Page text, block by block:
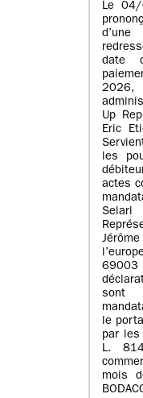
Le 04/
date
Up
Eric
les
actes
sont
le
par
L.
mois